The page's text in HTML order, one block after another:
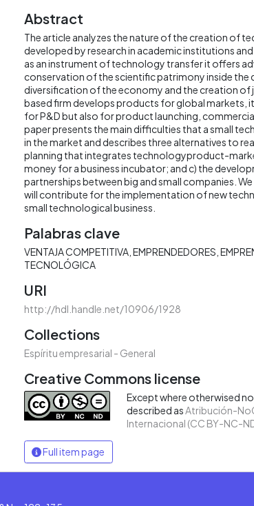
Abstract
The article analyzes the nature of the creation of
developed by research in academic institutions
as an instrument of technology transfer it offers
conservation of the scientific patrimony inside
diversification of the economy and the creation of
based firm develops products for global markets,
for P&D but also for product launching,
paper presents the main difficulties that a small
in the market and describes three alternatives to
planning that integrates technologyproduct-
money for a business incubator; and c) the
partnerships between big and small companies.
will contribute for the implementation of new
small technological business.
Palabras clave
VENTAJA COMPETITIVA EMPRENDEDORES
TECNOLÓGICA
URI
http://hdl.handle.net/10906/1928
Collections
Espíritu empresarial - General
Creative Commons license
Except where otherwised
described as Atribución-
Internacional (CC BY-NC-
Full item page